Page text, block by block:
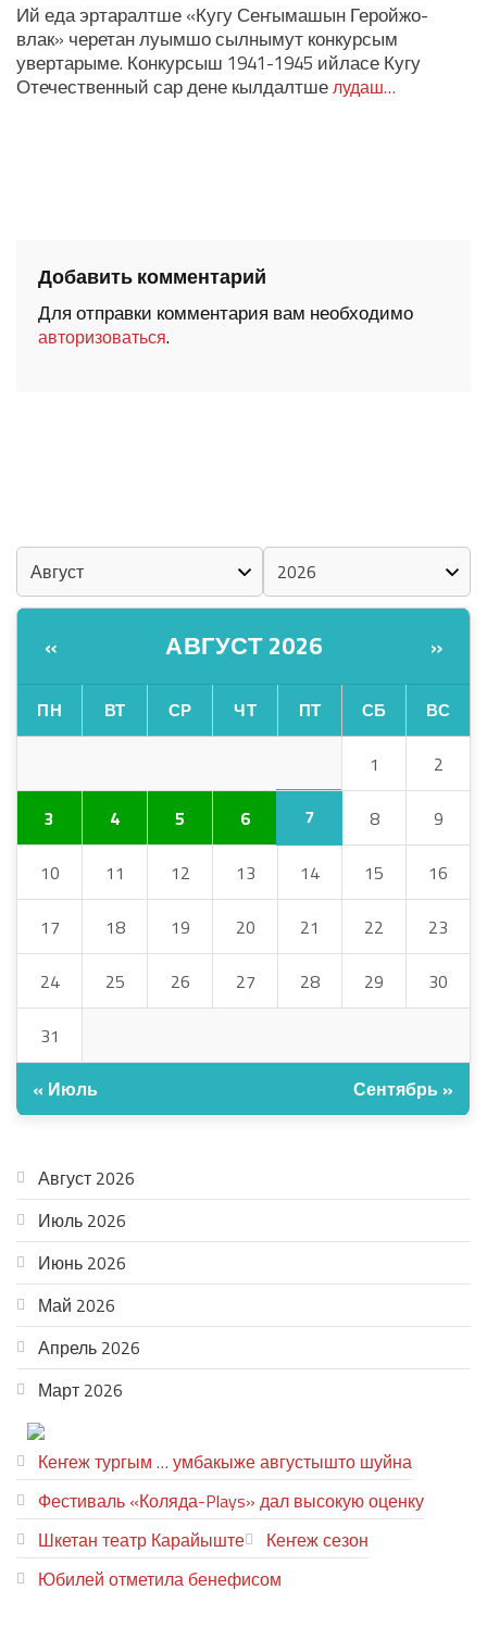
Ий еда эртаралтше «Кугу Сеҥымашын Геройжо-
влак» черетан луымшо сылнымут конкурсым
увертарыме. Конкурсыш 1941-1945 ийласе Кугу
Отечественный сар дене кылдалтшелудаш…
Добавить комментарий
Для отправки комментария вам необходимо
авторизоваться.
« АВГУСТ 2026 »
ПН ВТ СР ЧТ ПТ СБ ВС
1 2
3 4 5 6 7 8 9
10 11 12 13 14 15 16
17 18 19 20 21 22 23
24 25 26 27 28 29 30
31
« Июль Сентябрь »
Август 2026
Июль 2026
Июнь 2026
Май 2026
Апрель 2026
Март 2026
Кеҥеж тургым … умбакыже августышто шуйна
Фестиваль «Коляда-Plays» дал высокую оценку
Шкетан театр Карайыште
Кеҥеж сезон
Юбилей отметила бенефисом